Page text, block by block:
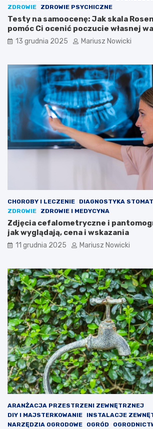
u
s
o
j
j
s
?
t
y
z
ą
y
c
o
w
i
e
ł
e
ś
d
o
j
p
o
r
y
n
i
e
w
i
e
d
z
i
e
ć
?
ZDROWIE
ZDROWIE PSYCHICZNE
Testy na samoocenę: Jak skala
pomóc Ci ocenić poczucie własnej
13 grudnia 2025 Mariusz Nowicki
CHOROBY I LECZENIE
DIAGNOSTYKA
ZDROWIE
ZDROWIE I MEDYCYNA
Zdjęcia cefalometryczne i
jak wyglądają, cena i wskazania
11 grudnia 2025 Mariusz Nowicki
ARANŻACJA PRZESTRZENI ZEWNĘTRZNEJ
DIY I MAJSTERKOWANIE
INSTALACJE
NARZĘDZIA OGRODOWE
OGRÓD